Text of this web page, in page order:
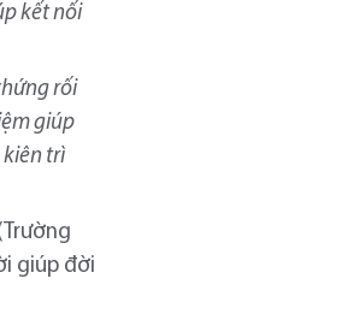
kết nối
rối
giúp
kiên trì
giúp đời